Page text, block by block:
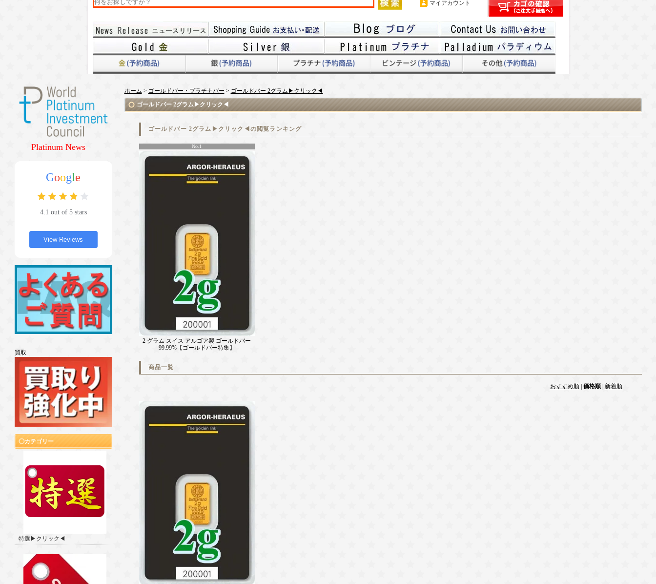
マイアカウント
Platinum News
Google
4.1 out of 5 stars
View Reviews
買取
カテゴリー
特選▶クリック◀
ホーム > ゴールドバー・プラチナバー > ゴールドバー 2グラム▶クリック◀
ゴールドバー 2グラム▶クリック◀
ゴールドバー 2グラム▶クリック◀の閲覧ランキング
No.1
2 グラム スイス アルゴア製 ゴールドバー
99.99%【ゴールドバー特集】
商品一覧
おすすめ順| 価格順| 新着順